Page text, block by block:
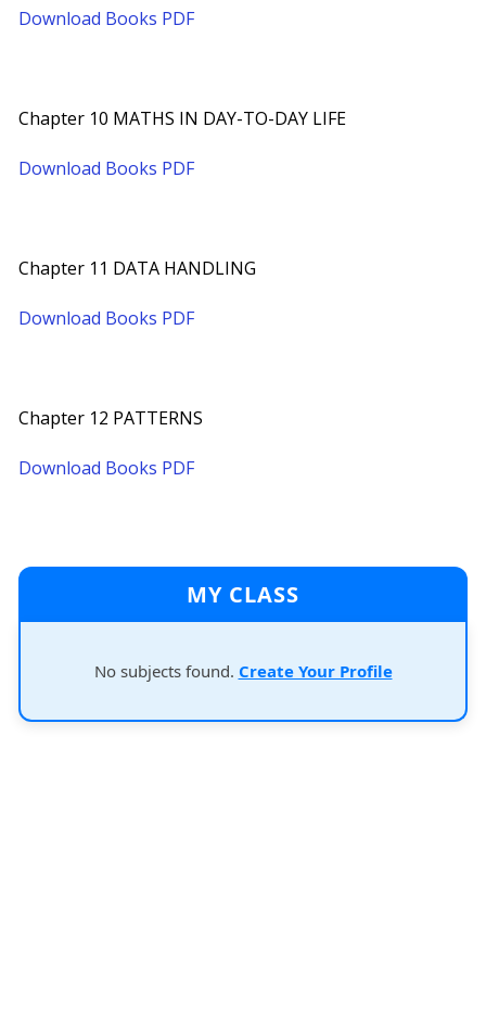
Download Books PDF
Chapter 10 MATHS IN DAY-TO-DAY LIFE
Download Books PDF
Chapter 11 DATA HANDLING
Download Books PDF
Chapter 12 PATTERNS
Download Books PDF
MY CLASS
No subjects found. Create Your Profile